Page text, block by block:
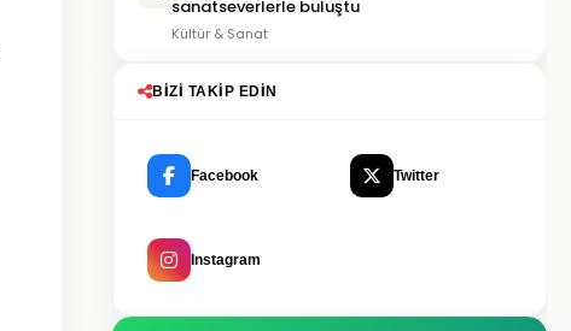
sanatseverlerle buluştu
Kültür & Sanat
BIZI TAKIP EDIN
Facebook Twitter
Instagram